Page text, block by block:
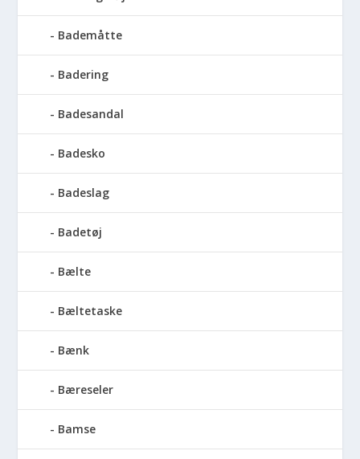
Bademåtte
Badering
Badesandal
Badesko
Badeslag
Badetøj
Bælte
Bæltetaske
Bænk
Bæreseler
Bamse